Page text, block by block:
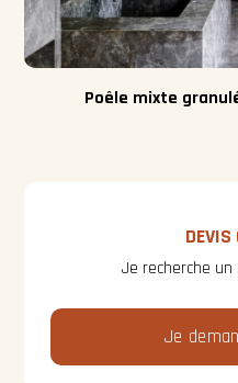
Poêle mixte
Je recherche
Je